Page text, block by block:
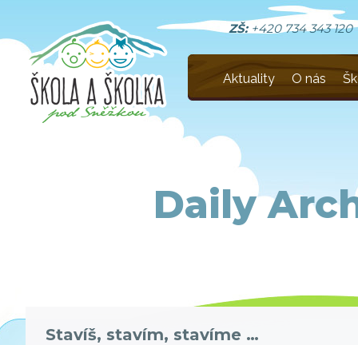
ZŠ: +420 734 343 120
Aktuality O nás
Daily
Stavíš, stavím, stavíme …